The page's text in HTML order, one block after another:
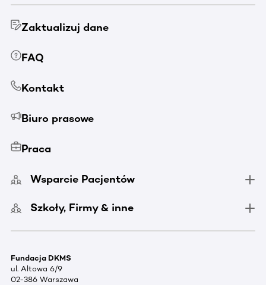
Zaktualizuj dane
FAQ
Kontakt
Biuro prasowe
Praca
Wsparcie Pacjentów
Szkoły, Firmy & inne
Fundacja DKMS
ul. Altowa 6/9
02-386 Warszawa